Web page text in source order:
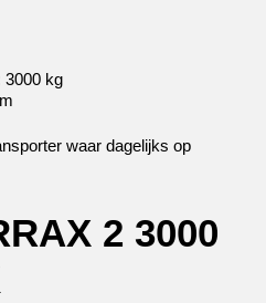
3000 kg
waar dagelijks op
2 3000